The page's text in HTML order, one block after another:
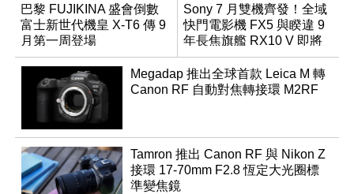
巴黎 FUJIKINA 盛會倒數
富士新世代機皇 X-T6 傳 9
月第一周登場
Sony 7 月雙機齊發！全域
快門電影機 FX5 與睽違 9
年長焦旗艦 RX10 V 即將
登場
Megadap 推出全球首款 Leica M 轉
Canon RF 自動對焦轉接環 M2RF
Tamron 推出 Canon RF 與 Nikon Z
接環 17-70mm F2.8 恆定大光圈標
準變焦鏡